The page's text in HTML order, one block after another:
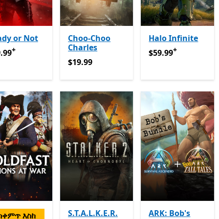
or Not
የመተግበሪያ ግብይቶች ውስጥ ግብዣ ቀርቧል
+
Choo-Choo
Charles
$19.99
$19.99
Halo Infinite
$59.99የመተግበሪያ
$59.99+
እስከ
S.T.A.L.K.E.R.
ARK: Bob's